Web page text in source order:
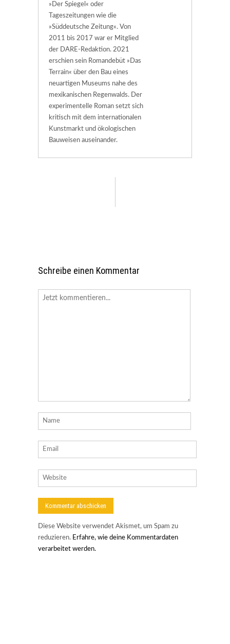
»Der Spiegel« oder
Tageszeitungen wie die
»Süddeutsche Zeitung«. Von
2011 bis 2017 war er Mitglied
der DARE-Redaktion. 2021
erschien sein Romandebüt »Das
Terrain« über den Bau eines
neuartigen Museums nahe des
mexikanischen Regenwalds. Der
experimentelle Roman setzt sich
kritisch mit dem internationalen
Kunstmarkt und ökologischen
Bauweisen auseinander.
Schreibe einen Kommentar
Diese Website verwendet Akismet, um Spam zu
reduzieren. Erfahre, wie deine Kommentardaten
verarbeitet werden.